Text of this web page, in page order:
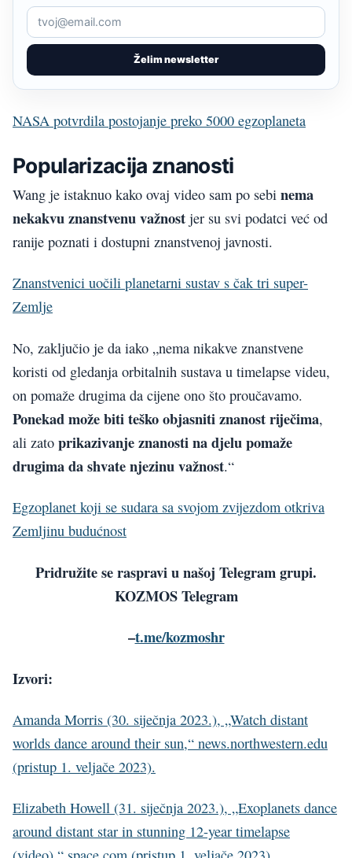
Želim newsletter
NASA potvrdila postojanje preko 5000 egzoplaneta
Popularizacija znanosti
Wang je istaknuo kako ovaj video sam po sebi nema
nekakvu znanstvenu važnost jer su svi podatci već od
ranije poznati i dostupni znanstvenoj javnosti.
Znanstvenici uočili planetarni sustav s čak tri super-
Zemlje
No, zaključio je da iako „nema nikakve znanstvene
koristi od gledanja orbitalnih sustava u timelapse videu,
on pomaže drugima da cijene ono što proučavamo.
Ponekadmože biti teško objasniti znanost riječima,
ali zato prikazivanje znanosti na djelu pomaže
drugima da shvate njezinu važnost.“
Egzoplanet koji se sudara sa svojom zvijezdom otkriva
Zemljinu budućnost
Pridružite se raspravi u našoj Telegram grupi.
KOZMOS Telegram
–t.me/kozmoshr
Izvori:
Amanda Morris (30. siječnja 2023.), „Watch distant
worlds dance around their sun,“ news.northwestern.edu
(pristup 1. veljače 2023).
Elizabeth Howell (31. siječnja 2023.), „Exoplanets dance
around distant star in stunning 12-year timelapse